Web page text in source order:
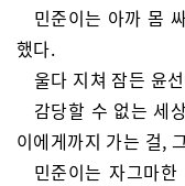
민준이는 아까 몸
했다.
울다 지쳐 잠든 윤
감당할 수 없는 세
이에게까지 가는 걸,
민준이는 자그마